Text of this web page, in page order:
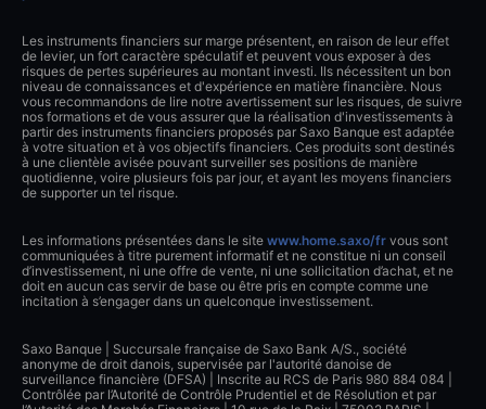
Les instruments financiers sur marge présentent, en raison de leur effet
de levier, un fort caractère spéculatif et peuvent vous exposer à des
risques de pertes supérieures au montant investi. Ils nécessitent un bon
niveau de connaissances et d'expérience en matière financière. Nous
vous recommandons de lire notre avertissement sur les risques, de suivre
nos formations et de vous assurer que la réalisation d'investissements à
partir des instruments financiers proposés par Saxo Banque est adaptée
à votre situation et à vos objectifs financiers. Ces produits sont destinés
à une clientèle avisée pouvant surveiller ses positions de manière
quotidienne, voire plusieurs fois par jour, et ayant les moyens financiers
de supporter un tel risque.
Les informations présentées dans le site www.home.saxo/fr vous sont
communiquées à titre purement informatif et ne constitue ni un conseil
d’investissement, ni une offre de vente, ni une sollicitation d’achat, et ne
doit en aucun cas servir de base ou être pris en compte comme une
incitation à s’engager dans un quelconque investissement.
Saxo Banque | Succursale française de Saxo Bank A/S., société
anonyme de droit danois, supervisée par l'autorité danoise de
surveillance financière (DFSA) | Inscrite au RCS de Paris 980 884 084 |
Contrôlée par l’Autorité de Contrôle Prudentiel et de Résolution et par